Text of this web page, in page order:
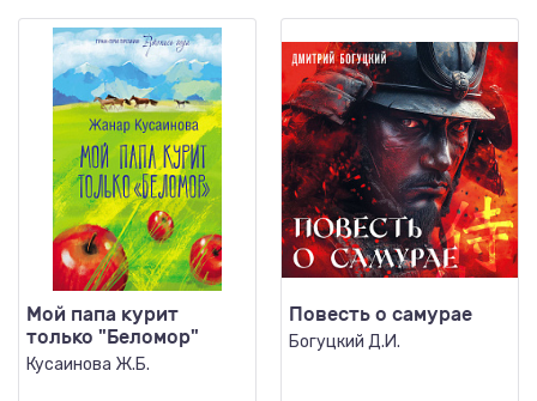
Мой папа курит
только "Беломор"
Кусаинова Ж.Б.
Повесть о самурае
Богуцкий Д.И.